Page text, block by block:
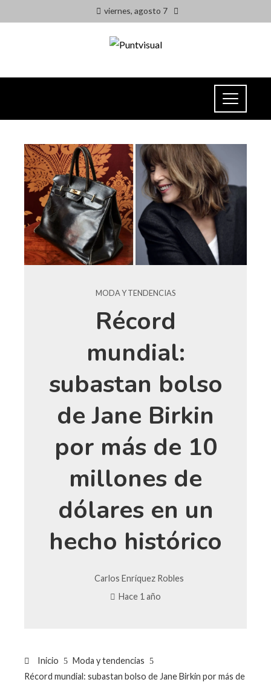
viernes, agosto 7
MODA Y TENDENCIAS
Récord
mundial:
subastan bolso
de Jane Birkin
por más de 10
millones de
dólares en un
hecho histórico
Carlos Enríquez Robles
Hace 1 año
Inicio
Moda y tendencias
Récord mundial: subastan bolso de Jane Birkin por más de